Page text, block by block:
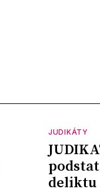
JUDIKÁTY
deliktu